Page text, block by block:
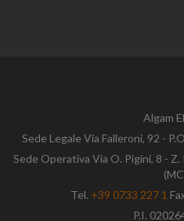
Algam
Sede Legale Via Falleroni, 92 -
Sede Operativa Via O. Pigini, 8 -
Tel. +39 0733 227 1
P.I.